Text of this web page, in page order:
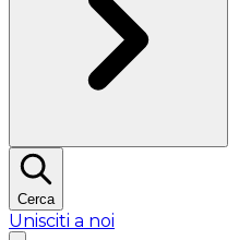
Cerca
Unisciti a noi